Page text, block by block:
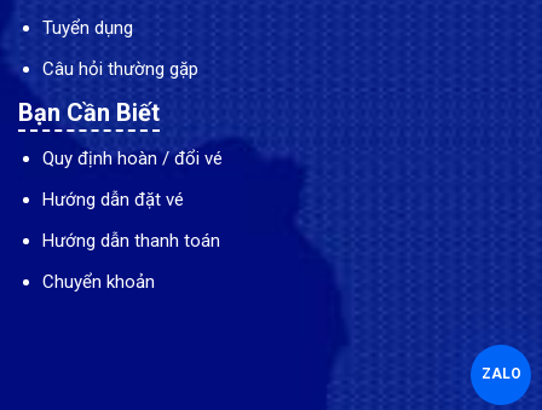
Tuyển dụng
Câu hỏi thường gặp
Bạn Cần Biết
Quy định hoàn / đổi vé
Hướng dẫn đặt vé
Hướng dẫn thanh toán
Chuyển khoản
ZALO